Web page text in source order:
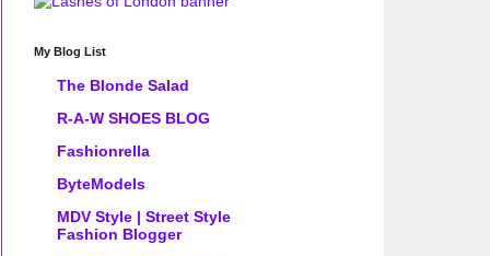
My Blog List
The Blonde Salad
R-A-W SHOES BLOG
Fashionrella
ByteModels
MDV Style | Street Style
Fashion Blogger